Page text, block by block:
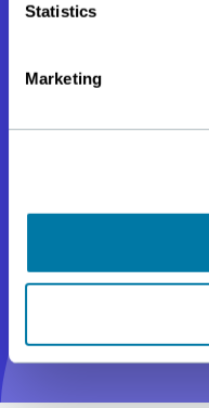
Statistics
Marketing